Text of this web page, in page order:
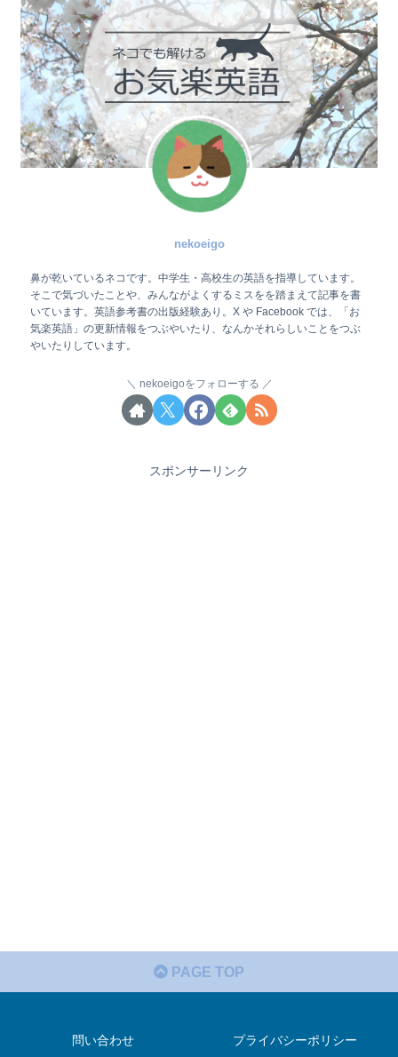
nekoeigo
鼻が乾いているネコです。中学生・高校生の英語を指導しています。
そこで気づいたことや、みんながよくするミスをを踏まえて記事を書
いています。英語参考書の出版経験あり。X や Facebook では、「お
気楽英語」の更新情報をつぶやいたり、なんかそれらしいことをつぶ
やいたりしています。
nekoeigoをフォローする
スポンサーリンク
PAGE TOP
問い合わせ プライバシーポリシー